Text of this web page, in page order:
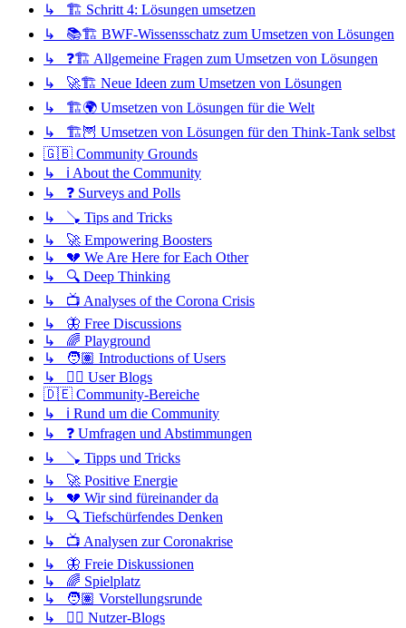
↳ 🏗️ Schritt 4: Lösungen umsetzen
↳ 📚🏗️ BWF-Wissensschatz zum Umsetzen von Lösungen
↳ ❓🏗️ Allgemeine Fragen zum Umsetzen von Lösungen
↳ 🚀🏗️ Neue Ideen zum Umsetzen von Lösungen
↳ 🏗️🌍 Umsetzen von Lösungen für die Welt
↳ 🏗️🦉 Umsetzen von Lösungen für den Think-Tank selbst
🇬🇧 Community Grounds
↳ ℹ️ About the Community
↳ ❓ Surveys and Polls
↳ 🪠 Tips and Tricks
↳ 🚀 Empowering Boosters
↳ 💔 We Are Here for Each Other
↳ 🔍 Deep Thinking
↳ 📺 Analyses of the Corona Crisis
↳ 🦋 Free Discussions
↳ 🌈 Playground
↳ 🧑🏽 Introductions of Users
↳ ✍🏽 User Blogs
🇩🇪 Community-Bereiche
↳ ℹ️ Rund um die Community
↳ ❓ Umfragen und Abstimmungen
↳ 🪠 Tipps und Tricks
↳ 🚀 Positive Energie
↳ 💔 Wir sind füreinander da
↳ 🔍 Tiefschürfendes Denken
↳ 📺 Analysen zur Coronakrise
↳ 🦋 Freie Diskussionen
↳ 🌈 Spielplatz
↳ 🧑🏽 Vorstellungsrunde
↳ ✍🏽 Nutzer-Blogs